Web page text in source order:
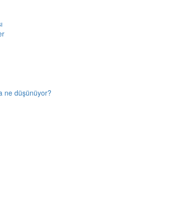
ne düşünüyor?